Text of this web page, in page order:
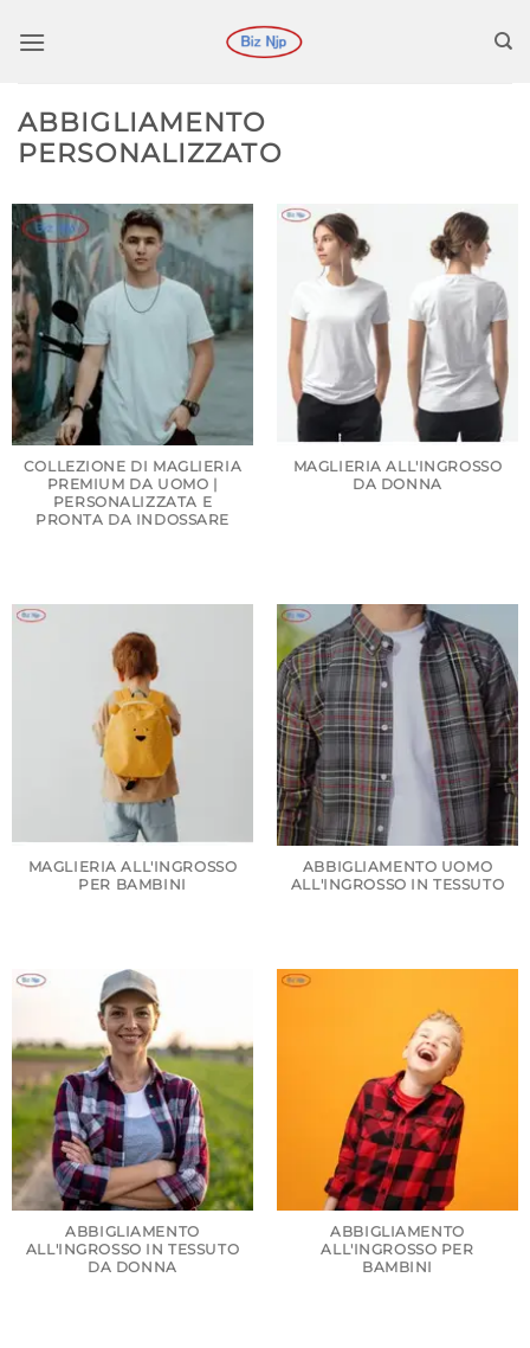
ABBIGLIAMENTO
PERSONALIZZATO
COLLEZIONE DI MAGLIERIA
PREMIUM DA UOMO |
PERSONALIZZATA E
PRONTA DA INDOSSARE
MAGLIERIA ALL'INGROSSO
DA DONNA
MAGLIERIA ALL'INGROSSO
PER BAMBINI
ABBIGLIAMENTO UOMO
ALL'INGROSSO IN TESSUTO
ABBIGLIAMENTO
ALL'INGROSSO IN TESSUTO
DA DONNA
ABBIGLIAMENTO
ALL'INGROSSO PER
BAMBINI